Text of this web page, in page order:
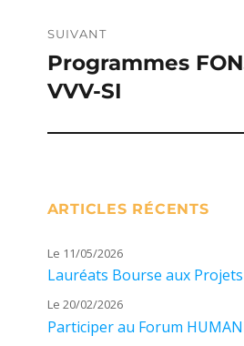
SUIVANT
Publication
suivante :
Programmes
VVV-SI
ARTICLES RÉCENTS
Le 11/05/2026
Lauréats Bourse aux
Le 20/02/2026
Participer au Forum